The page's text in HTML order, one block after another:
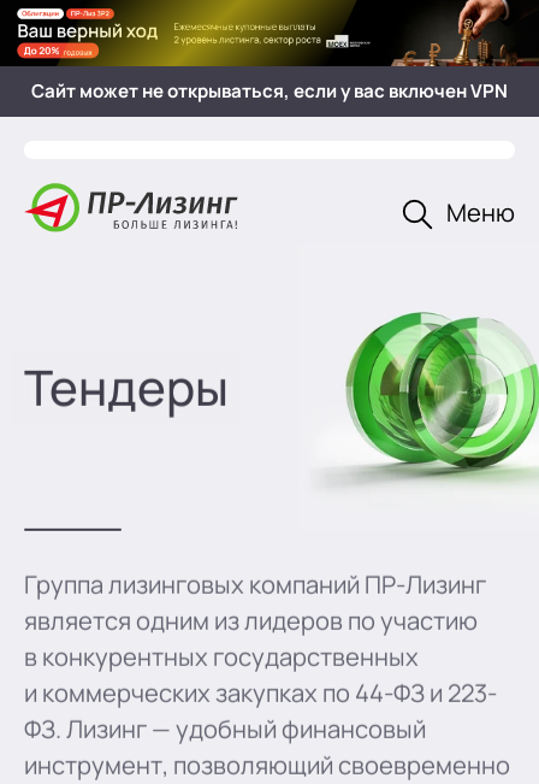
Сайт может не открываться, если у вас включен VPN
Меню
Главная
Тендеры
— участие ПР-
Группа лизинговых компаний ПР-Лизинг
является одним из лидеров по участию
в конкурентных государственных
и коммерческих закупках по 44-ФЗ и 223-
ФЗ. Лизинг — удобный финансовый
инструмент, позволяющий своевременно